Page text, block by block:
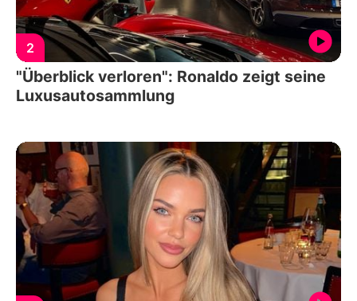
2
"Überblick verloren": Ronaldo zeigt seine
Luxusautosammlung